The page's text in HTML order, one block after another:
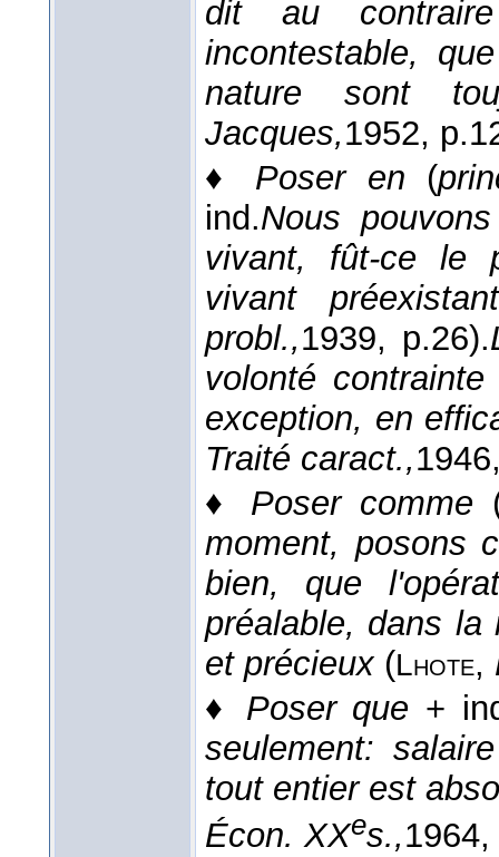
dit au contraire
incontestable,
nature sont
Jacques,1952,
♦ Poser en (
ind.Nous
vivant, fût-ce le
vivant préexistant
probl.,1939, p.26).
volonté
exception, en
Traité caract.,1946
♦ Poser comme
moment, posons
bien, que
préalable, dans la
et précieux(Lhote,
♦ Poser que +
seulement:
tout entier est
Écon. XXes.,1964,